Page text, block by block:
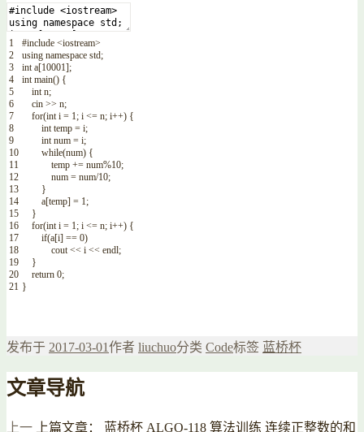
1
2
3
4
5
6
7
8
9
10
11
12
13
14
15
16
17
18
19
20
21
#include <iostream>
using namespace std;
int a[10001];
int main() {
int n;
cin >> n;
for(int i = 1; i <= n; i++) {
int temp = i;
int num = i;
while(num) {
temp += num%10;
num = num/10;
}
a[temp] = 1;
}
for(int i = 1; i <= n; i++) {
if(a[i] == 0)
cout << i << endl;
}
return 0;
}
发布于 2017-03-01作者 liuchuo分类 Code标签 蓝桥杯
文章导航
上一 上篇文章： 蓝桥杯 ALGO-118 算法训练 连续正整数的和